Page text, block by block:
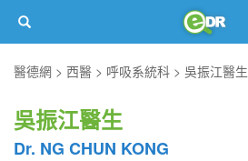
醫德網
西醫 呼吸系統科 吳振江醫生
吳振江醫生
Dr. NG CHUN KONG